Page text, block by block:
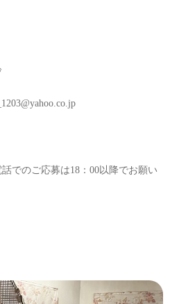
でのご応募は18：00以降でお願い